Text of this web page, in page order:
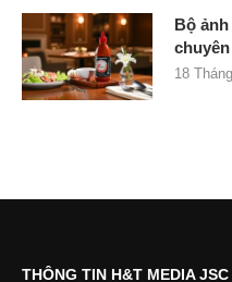
Bộ
18
THÔNG TIN H&T MEDIA JSC